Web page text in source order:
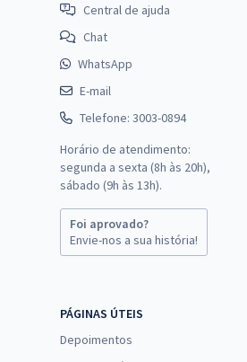
Central de ajuda
Chat
WhatsApp
E-mail
Telefone: 3003-0894
Horário de atendimento:
segunda a sexta (8h às 20h),
sábado (9h às 13h).
Foi aprovado?
Envie-nos a sua história!
PÁGINAS ÚTEIS
Depoimentos